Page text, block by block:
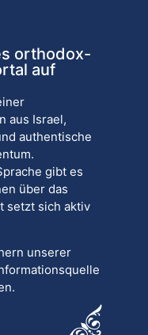
orthodox-
auf
aus Israel,
authentische
gibt es
über das
setzt sich aktiv
unserer